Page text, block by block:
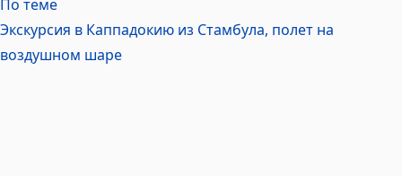
По теме
Экскурсия в Каппадокию из Стамбула, полет на
воздушном шаре